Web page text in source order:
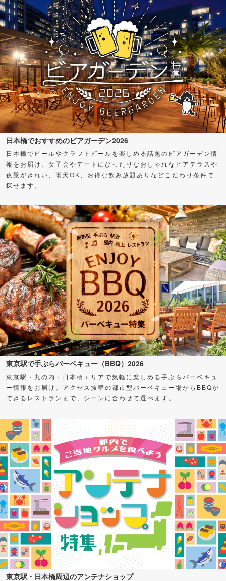
日本橋でおすすめのビアガーデン2026
日本橋でビールやクラフトビールを楽しめる話題のビアガーデン情
報をお届け。女子会やデートにぴったりなおしゃれなビアテラスや
夜景がきれい、雨天OK、お得な飲み放題ありなどこだわり条件で
探せます。
東京駅で手ぶらバーベキュー（BBQ）2026
東京駅・丸の内・日本橋エリアで気軽に楽しめる手ぶらバーベキュ
ー情報をお届け。アクセス抜群の都市型バーベキュー場からBBQが
できるレストランまで、シーンに合わせて選べます。
東京駅・日本橋周辺のアンテナショップ